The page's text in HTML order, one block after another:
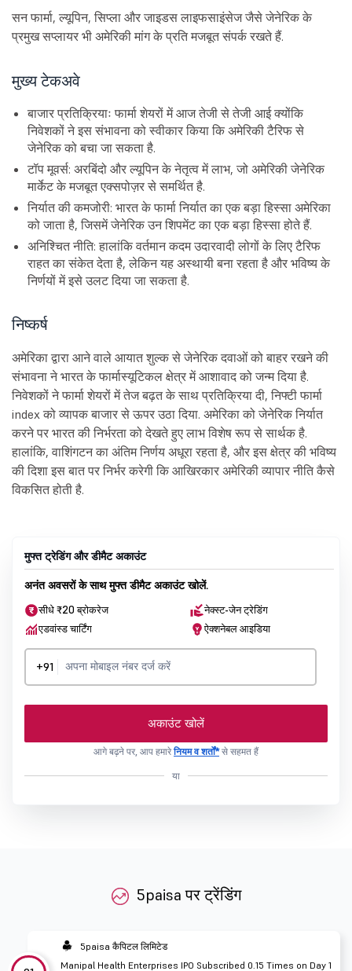
सन फार्मा, ल्यूपिन, सिप्ला और जाइडस लाइफसाइंसेज जैसे जेनेरिक के
प्रमुख सप्लायर भी अमेरिकी मांग के प्रति मजबूत संपर्क रखते हैं.
मुख्य टेकअवे
बाजार प्रतिक्रियाः फार्मा शेयरों में आज तेजी से तेजी आई क्योंकि
निवेशकों ने इस संभावना को स्वीकार किया कि अमेरिकी टैरिफ से
जेनेरिक को बचा जा सकता है.
टॉप मूवर्स: अरबिंदो और ल्यूपिन के नेतृत्व में लाभ, जो अमेरिकी जेनेरिक
मार्केट के मजबूत एक्सपोज़र से समर्थित है.
निर्यात की कमजोरी: भारत के फार्मा निर्यात का एक बड़ा हिस्सा अमेरिका
को जाता है, जिसमें जेनेरिक उन शिपमेंट का एक बड़ा हिस्सा होते हैं.
अनिश्चित नीति: हालांकि वर्तमान कदम उदारवादी लोगों के लिए टैरिफ
राहत का संकेत देता है, लेकिन यह अस्थायी बना रहता है और भविष्य के
निर्णयों में इसे उलट दिया जा सकता है.
निष्कर्ष
अमेरिका द्वारा आने वाले आयात शुल्क से जेनेरिक दवाओं को बाहर रखने की
संभावना ने भारत के फार्मास्यूटिकल क्षेत्र में आशावाद को जन्म दिया है.
निवेशकों ने फार्मा शेयरों में तेज बढ़त के साथ प्रतिक्रिया दी, निफ्टी फार्मा
index को व्यापक बाजार से ऊपर उठा दिया. अमेरिका को जेनेरिक निर्यात
करने पर भारत की निर्भरता को देखते हुए लाभ विशेष रूप से सार्थक है.
हालांकि, वाशिंगटन का अंतिम निर्णय अधूरा रहता है, और इस क्षेत्र की भविष्य
की दिशा इस बात पर निर्भर करेगी कि आखिरकार अमेरिकी व्यापार नीति कैसे
विकसित होती है.
मुफ्त ट्रेडिंग और डीमैट अकाउंट
अनंत अवसरों के साथ मुफ्त डीमैट अकाउंट खोलें.
सीधे ₹20 ब्रोकरेज
नेक्स्ट-जेन ट्रेडिंग
एडवांस्ड चार्टिंग
ऐक्शनेबल आइडिया
+91
अकाउंट खोलें
आगे बढ़ने पर, आप हमारेनियम व शर्तों*से सहमत हैं
या
5paisa पर ट्रेंडिंग
5paisa कैपिटल लिमिटेड
Manipal Health Enterprises IPO Subscribed 0.15 Times on Day 1